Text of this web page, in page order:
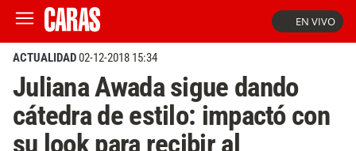
EN VIVO
ACTUALIDAD02-12-2018 15:34
Juliana Awada sigue dando
cátedra de estilo: impactó con
su look para recibir al